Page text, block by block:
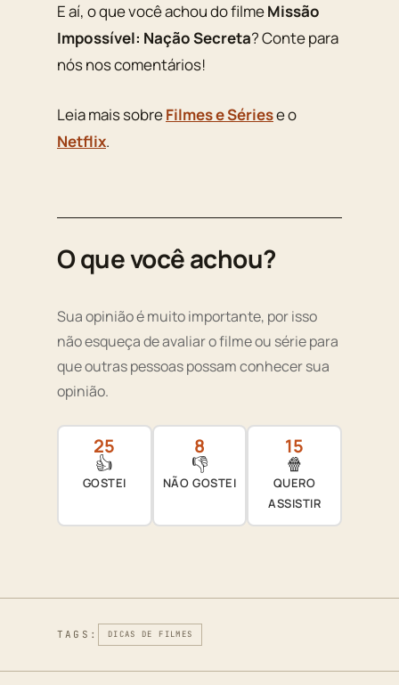
E aí, o que você achou do filmeMissão
Impossível: Nação Secreta? Conte para
nós nos comentários!
Leia mais sobreFilmes e Sériese o
Netflix.
O que você achou?
Sua opinião é muito importante, por isso
não esqueça de avaliar o filme ou série para
que outras pessoas possam conhecer sua
opinião.
25
👍
GOSTEI
8
👎
NÃO GOSTEI
15
🍿
QUERO
ASSISTIR
TAGS: DICAS DE FILMES